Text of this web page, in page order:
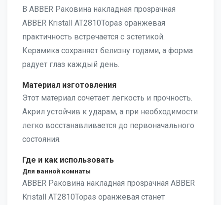
В ABBER Раковина накладная прозрачная
ABBER Kristall AT2810Topas оранжевая
практичность встречается с эстетикой.
Керамика сохраняет белизну годами, а форма
радует глаз каждый день.
Материал изготовления
Этот материал сочетает легкость и прочность.
Акрил устойчив к ударам, а при необходимости
легко восстанавливается до первоначального
состояния.
Где и как использовать
Для ванной комнаты
ABBER Раковина накладная прозрачная ABBER
Kristall AT2810Topas оранжевая станет